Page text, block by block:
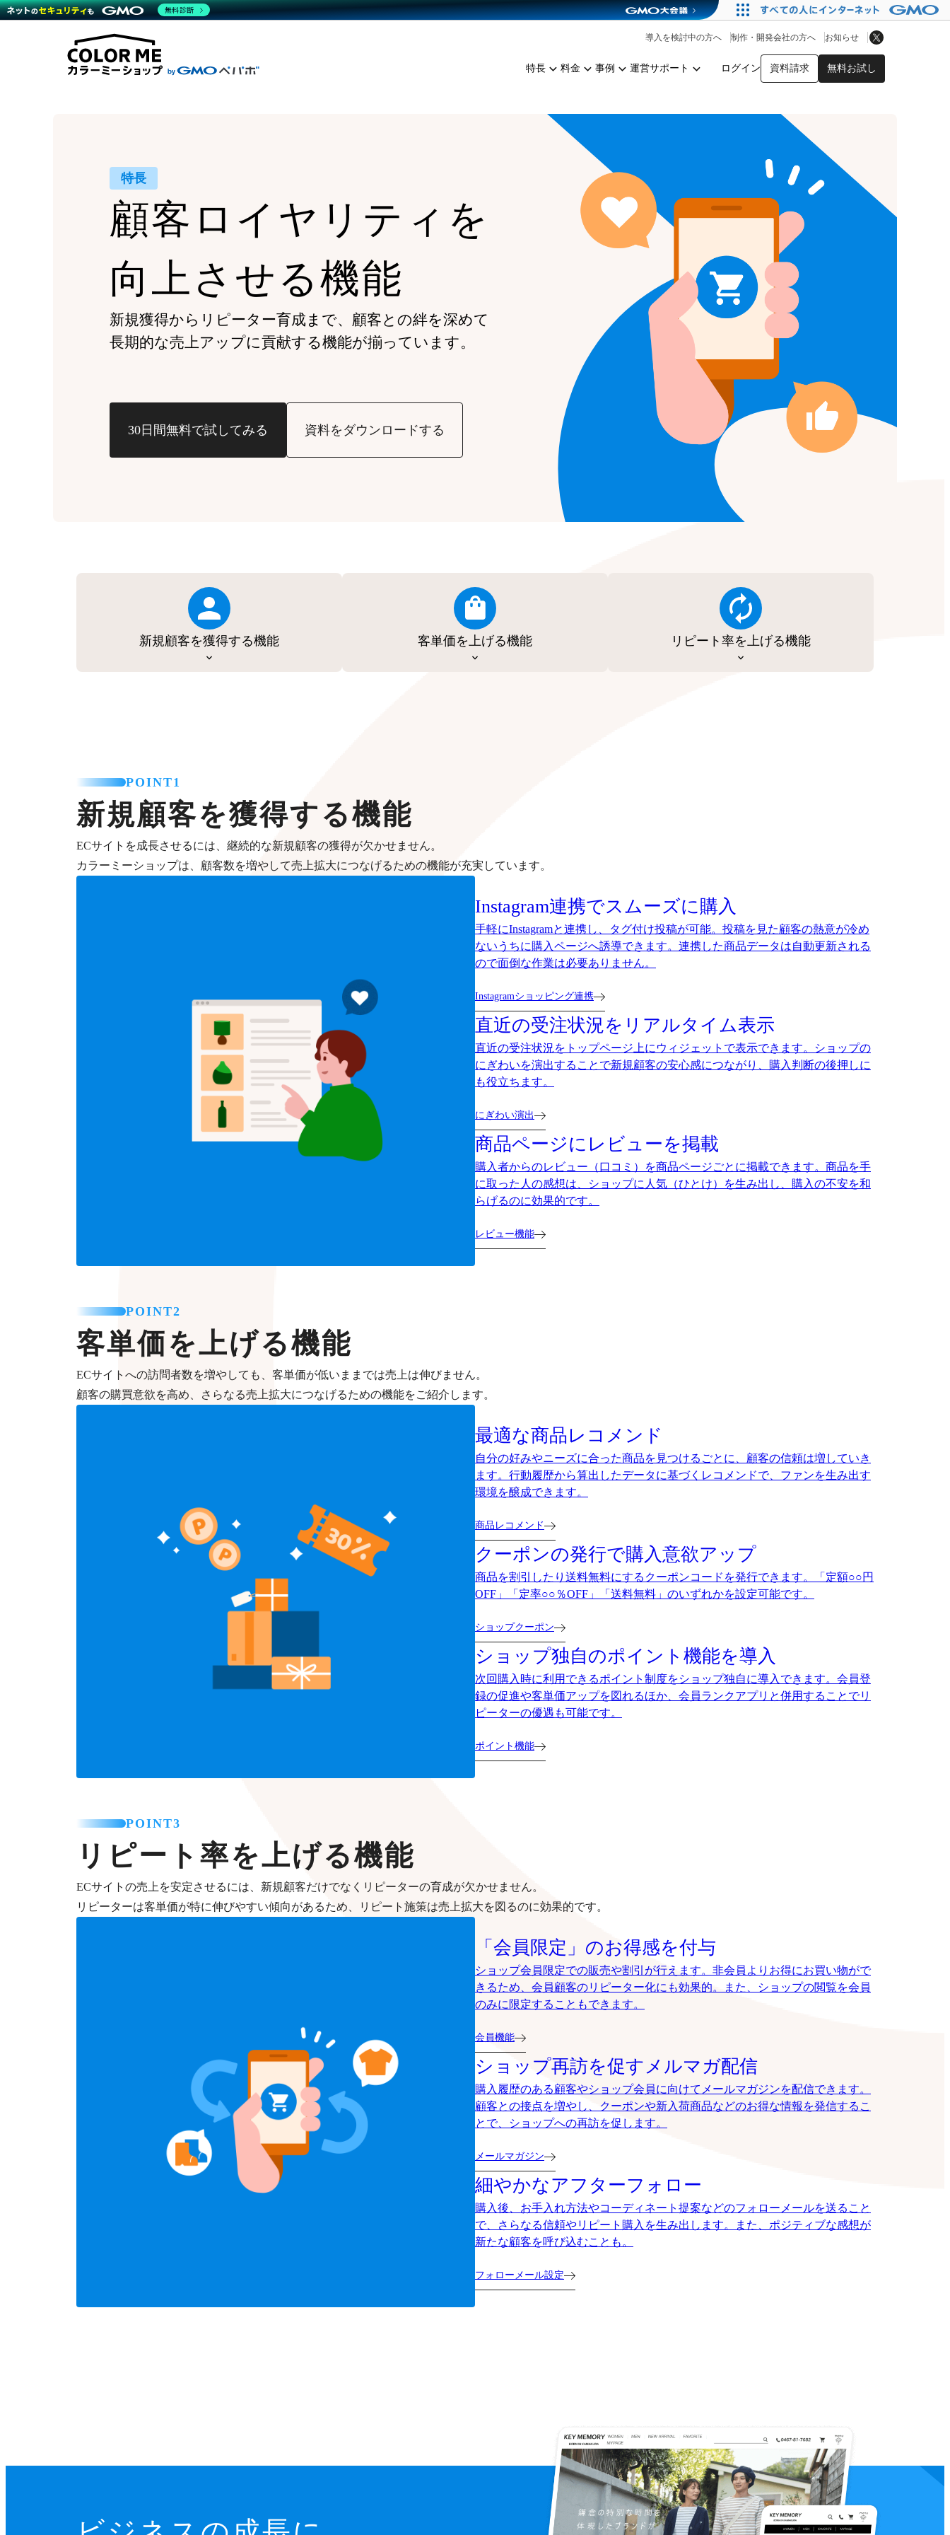
特長 料金 事例 運営サポート ログイン 資料請求 無料お試し
導入を検討中の方へ 制作・開発会社の方へ お知らせ
商材一覧を見る
機能一覧を見る
WordPress導入
モバイルアプリ
複数店舗との連携
雑貨販売 アプリストア
料金
プラン・料金一覧を見る
料金シミュレーション
事例
運営サポート
サポート一覧を見る
コミュニティイベントCarty
YouTubeチャンネル
特長
顧客ロイヤリティを
向上させる機能
新規獲得からリピーター育成まで、 顧客との絆を深めて
長期的な売上アップに貢献する機能が揃っています。
30日間無料で試してみる 資料をダウンロードする
新規顧客を獲得する機能 客単価を上げる機能 リピート率を上げる機能
POINT1
新規顧客を獲得する機能
ECサイトを成長させるには、継続的な新規顧客の獲得が欠かせません。
カラーミーショップは、顧客数を増やして売上拡大につなげるための機能が充実しています。
Instagram連携でスムーズに購入
手軽にInstagramと連携し、タグ付け投稿が可能。投稿を見た顧客の熱意が冷め
ないうちに購入ページへ誘導できます。連携した商品データは自動更新される
ので面倒な作業は必要ありません。
Instagramショッピング連携
直近の受注状況をリアルタイム表示
直近の受注状況をトップページ上にウィジェットで表示できます。ショップの
にぎわいを演出することで新規顧客の安心感につながり、購入判断の後押しに
も役立ちます。
にぎわい演出
商品ページにレビューを掲載
購入者からのレビュー（口コミ）を商品ページごとに掲載できます。商品を手
に取った人の感想は、ショップに人気（ひとけ）を生み出し、購入の不安を和
らげるのに効果的です。
レビュー機能
POINT2
客単価を上げる機能
ECサイトへの訪問者数を増やしても、客単価が低いままでは売上は伸びません。
顧客の購買意欲を高め、さらなる売上拡大につなげるための機能をご紹介します。
最適な商品レコメンド
自分の好みやニーズに合った商品を見つけるごとに、顧客の信頼は増していき
ます。行動履歴から算出したデータに基づくレコメンドで、ファンを生み出す
環境を醸成できます。
商品レコメンド
クーポンの発行で購入意欲アップ
商品を割引したり送料無料にするクーポンコードを発行できます。「定額○○円
OFF」「定率○○％OFF」「送料無料」のいずれかを設定可能です。
ショップクーポン
ショップ独自のポイント機能を導入
次回購入時に利用できるポイント制度をショップ独自に導入できます。会員登
録の促進や客単価アップを図れるほか、会員ランクアプリと併用することでリ
ピーターの優遇も可能です。
ポイント機能
POINT3
リピート率を上げる機能
ECサイトの売上を安定させるには、新規顧客だけでなくリピーターの育成が欠かせません。
リピーターは客単価が特に伸びやすい傾向があるため、リピート施策は売上拡大を図るのに効果的です。
「会員限定」のお得感を付与
ショップ会員限定での販売や割引が行えます。非会員よりお得にお買い物がで
きるため、会員顧客のリピーター化にも効果的。また、ショップの閲覧を会員
のみに限定することもできます。
会員機能
ショップ再訪を促すメルマガ配信
購入履歴のある顧客やショップ会員に向けてメールマガジンを配信できます。
顧客との接点を増やし、クーポンや新入荷商品などのお得な情報を発信するこ
とで、ショップへの再訪を促します。
メールマガジン
細やかなアフターフォロー
購入後、お手入れ方法やコーディネート提案などのフォローメールを送ること
で、さらなる信頼やリピート購入を生み出します。また、ポジティブな感想が
新たな顧客を呼び込むことも。
フォローメール設定
無料診断